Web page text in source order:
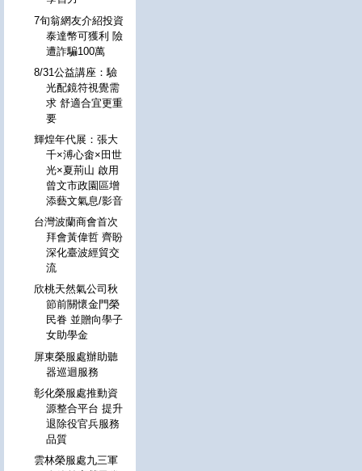
7旬翁網友介紹投資
泰達幣可獲利 險
遭詐騙100萬
8/31公益講座：驗
光配鏡符視覺需
求 舒適合宜更重
要
輝煌年代展：張大
千×溥心畬×田世
光×夏荊山 啟用
曾文市政園區增
添藝文氣息/影音
台灣波蘭商會首次
拜會黃偉哲 齊盼
深化臺波經貿交
流
欣桃天然氣公司秋
節前關懷金門榮
民眷 並贈向學子
女助學金
屏東榮服處辦助聽
器巡迴服務
彰化榮服處推動資
源整合平台 提升
退除役官兵服務
品質
雲林榮服處九三軍